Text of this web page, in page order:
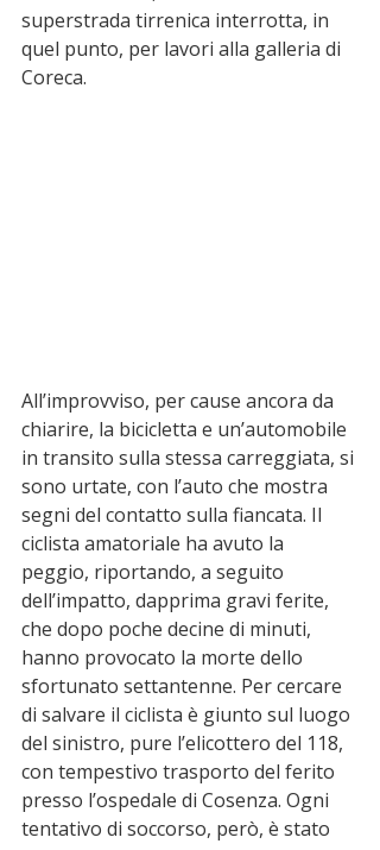
superstrada tirrenica interrotta, in
quel punto, per lavori alla galleria di
Coreca.
All’improvviso, per cause ancora da
chiarire, la bicicletta e un’automobile
in transito sulla stessa carreggiata, si
sono urtate, con l’auto che mostra
segni del contatto sulla fiancata. Il
ciclista amatoriale ha avuto la
peggio, riportando, a seguito
dell’impatto, dapprima gravi ferite,
che dopo poche decine di minuti,
hanno provocato la morte dello
sfortunato settantenne. Per cercare
di salvare il ciclista è giunto sul luogo
del sinistro, pure l’elicottero del 118,
con tempestivo trasporto del ferito
presso l’ospedale di Cosenza. Ogni
tentativo di soccorso, però, è stato